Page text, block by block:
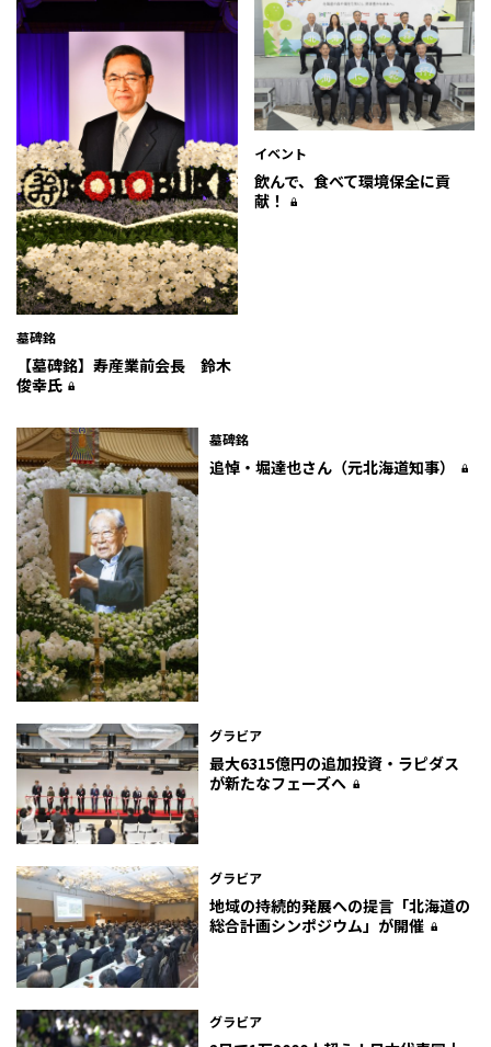
墓碑銘
【墓碑銘】寿産業前会長 鈴木
俊幸氏
イベント
飲んで、食べて環境保全に貢
献！
墓碑銘
追悼・堀達也さん（元北海道知事）
グラビア
最大6315億円の追加投資・ラピダス
が新たなフェーズへ
グラビア
地域の持続的発展への提言――「北海道の
総合計画シンポジウム」が開催
グラビア